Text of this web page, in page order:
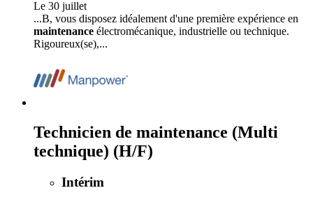
Le 30 juillet
...B, vous disposez idéalement d'une première expérience en
maintenance électromécanique, industrielle ou technique.
Rigoureux(se),...
Technicien de maintenance (Multi
technique) (H/F)
Intérim